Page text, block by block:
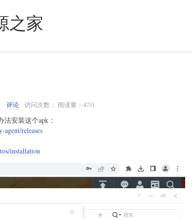
之家
评论 访问次数： 阅读量：4731
安装这个apk：
releases
installation